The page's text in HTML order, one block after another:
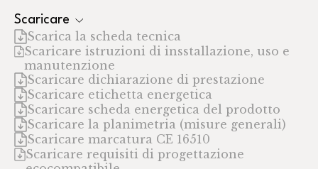
Scaricare
Scarica la scheda tecnica
Scaricare istruzioni di insstallazione, uso e
manutenzione
Scaricare dichiarazione di prestazione
Scaricare etichetta energetica
Scaricare scheda energetica del prodotto
Scaricare la planimetria (misure generali)
Scaricare marcatura CE 16510
Scaricare requisiti di progettazione